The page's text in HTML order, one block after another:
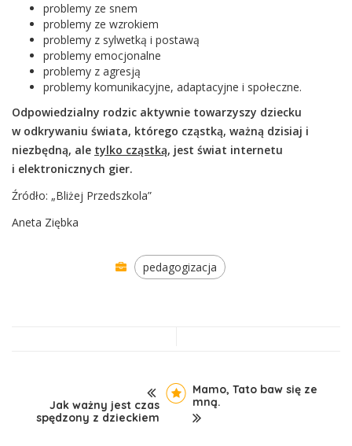
problemy ze snem
problemy ze wzrokiem
problemy z sylwetką i postawą
problemy emocjonalne
problemy z agresją
problemy komunikacyjne, adaptacyjne i społeczne.
Odpowiedzialny rodzic aktywnie towarzyszy dziecku
w odkrywaniu świata, którego cząstką, ważną dzisiaj i
niezbędną, ale tylko cząstką, jest świat internetu
i elektronicznych gier.
Źródło: „Bliżej Przedszkola”
Aneta Ziębka
pedagogizacja
Jak ważny jest czas
spędzony z dzieckiem
Mamo, Tato baw się ze
mną.